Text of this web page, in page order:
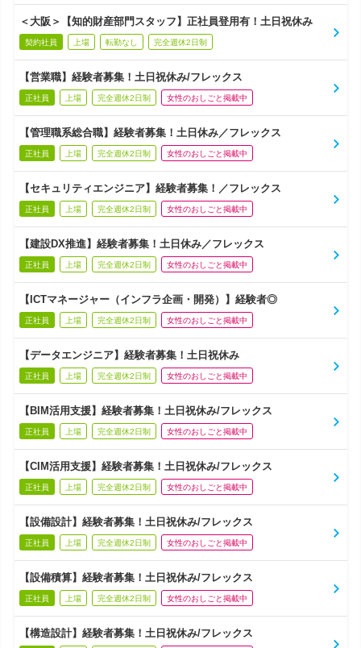
＜大阪＞【知的財産部門スタッフ】正社員登用有！土日祝休み
契約社員 上場 転勤なし 完全週休2日制
【営業職】経験者募集！土日祝休み/フレックス
正社員 上場 完全週休2日制 女性のおしごと掲載中
【管理職系総合職】経験者募集！土日休み／フレックス
正社員 上場 完全週休2日制 女性のおしごと掲載中
【セキュリティエンジニア】経験者募集！／フレックス
正社員 上場 完全週休2日制 女性のおしごと掲載中
【建設DX推進】経験者募集！土日休み／フレックス
正社員 上場 完全週休2日制 女性のおしごと掲載中
【ICTマネージャー（インフラ企画・開発）】経験者◎
正社員 上場 完全週休2日制 女性のおしごと掲載中
【データエンジニア】経験者募集！土日祝休み
正社員 上場 完全週休2日制 女性のおしごと掲載中
【BIM活用支援】経験者募集！土日祝休み/フレックス
正社員 上場 完全週休2日制 女性のおしごと掲載中
【CIM活用支援】経験者募集！土日祝休み/フレックス
正社員 上場 完全週休2日制 女性のおしごと掲載中
【設備設計】経験者募集！土日祝休み/フレックス
正社員 上場 完全週休2日制 女性のおしごと掲載中
【設備積算】経験者募集！土日祝休み/フレックス
正社員 上場 完全週休2日制 女性のおしごと掲載中
【構造設計】経験者募集！土日祝休み/フレックス